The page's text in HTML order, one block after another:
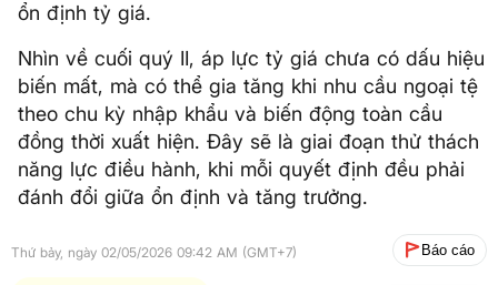
ổn định tỷ giá.
Nhìn về cuối quý II, áp lực tỷ giá chưa có dấu hiệu
biến mất, mà có thể gia tăng khi nhu cầu ngoại tệ
theo chu kỳ nhập khẩu và biến động toàn cầu
đồng thời xuất hiện. Đây sẽ là giai đoạn thử thách
năng lực điều hành, khi mỗi quyết định đều phải
đánh đổi giữa ổn định và tăng trưởng.
Thứ bảy, ngày 02/05/2026 09:42 AM (GMT+7) Báo cáo